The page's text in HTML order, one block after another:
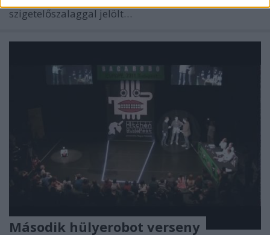
szigetelőszalaggal jelölt…
Második hülyerobot verseny